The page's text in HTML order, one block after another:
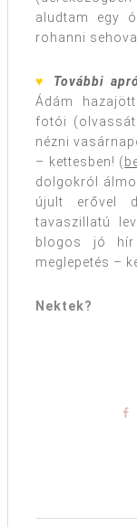
aludtam egy
rohanni
♥ További
Ádám
fotói
nézni
– kettesben! (
dolgokról
újult erővel
tavaszillatú
blogos jó hír
meglepetés –
Nektek?